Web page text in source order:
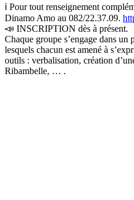
ℹ️ Pour tout renseignement
Dinamo Amo au 082/22.37.09.
📣 INSCRIPTION dès à présent.
Chaque groupe s’engage dans un
lesquels chacun est amené à
outils : verbalisation, création
Ribambelle, … .